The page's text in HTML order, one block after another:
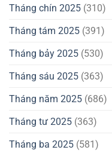
Tháng chín 2025 (310)
Tháng tám 2025 (391)
Tháng bảy 2025 (530)
Tháng sáu 2025 (363)
Tháng năm 2025 (686)
Tháng tư 2025 (363)
Tháng ba 2025 (581)